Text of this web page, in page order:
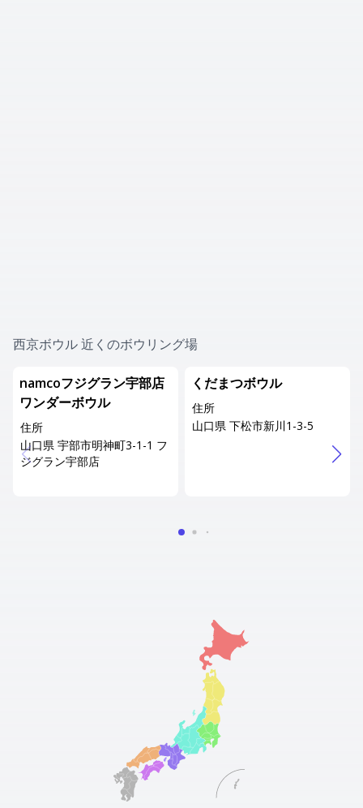
西京ボウル 近くのボウリング場
namcoフジグラン宇部店
ワンダーボウル
住所
山口県 宇部市明神町3-1-1 フ
ジグラン宇部店
くだまつボウル
住所
山口県 下松市新川1-3-5